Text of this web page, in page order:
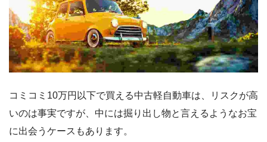
コミコミ10万円以下で買える中古軽自動車は、リスクが高
いのは事実ですが、中には掘り出し物と言えるようなお宝
に出会うケースもあります。